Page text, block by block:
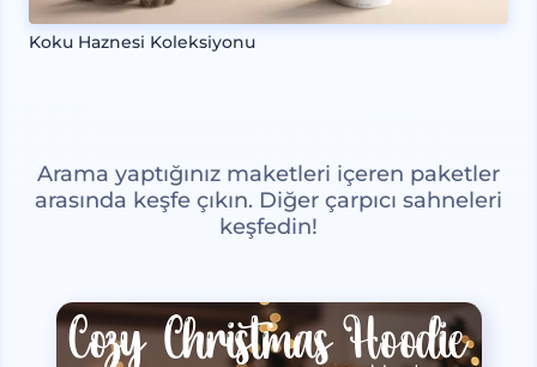
Koku Haznesi Koleksiyonu
Arama yaptığınız maketleri içeren paketler
arasında keşfe çıkın. Diğer çarpıcı sahneleri
keşfedin!